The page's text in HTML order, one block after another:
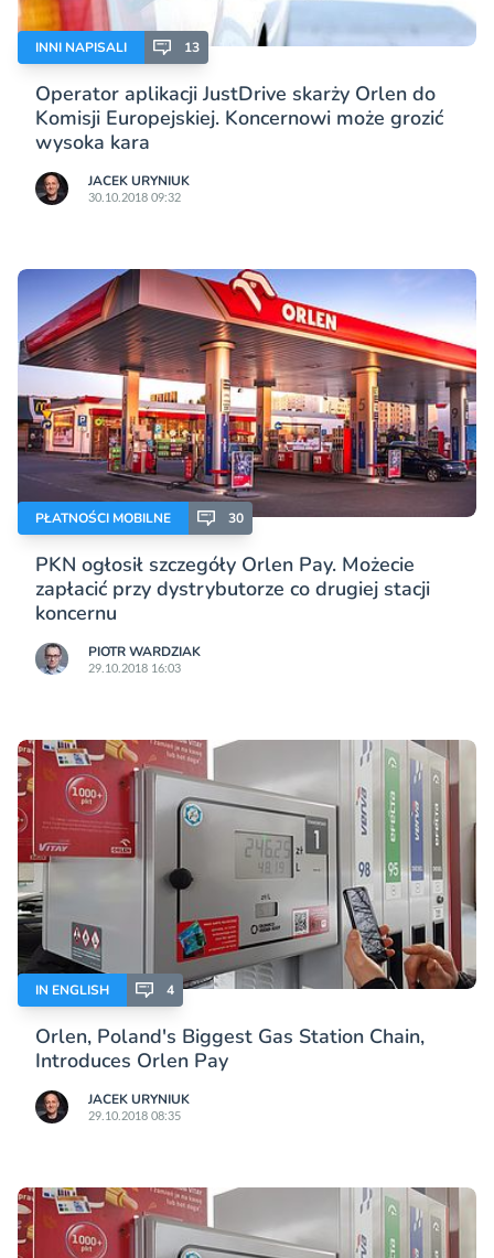
INNI NAPISALI 13
Operator aplikacji JustDrive skarży Orlen do
Komisji Europejskiej. Koncernowi może grozić
wysoka kara
JACEK URYNIUK
30.10.2018 09:32
PŁATNOŚCI MOBILNE 30
PKN ogłosił szczegóły Orlen Pay. Możecie
zapłacić przy dystrybutorze co drugiej stacji
koncernu
PIOTR WARDZIAK
29.10.2018 16:03
IN ENGLISH 4
Orlen, Poland's Biggest Gas Station Chain,
Introduces Orlen Pay
JACEK URYNIUK
29.10.2018 08:35